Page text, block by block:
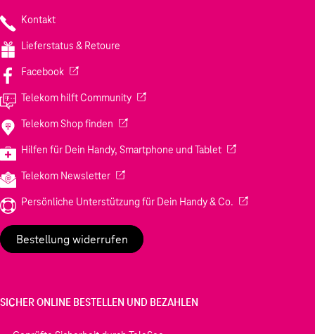
Kontakt
Lieferstatus & Retoure
Facebook(Wird in einem neuen Tab geöffnet)
Telekom hilft Community(Wird in einem neuen Tab geöffnet)
Telekom Shop finden (Wird in einem neuen Tab geöffnet)
Hilfen für Dein Handy, Smartphone und Tablet(Wird in einem
Telekom Newsletter(Wird in einem neuen Tab geöffnet)
Persönliche Unterstützung für Dein Handy & Co. (Wird in einem
Bestellung widerrufen
SICHER ONLINE BESTELLEN UND BEZAHLEN